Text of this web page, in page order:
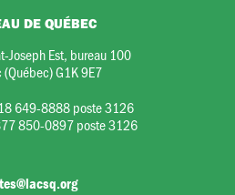
DE QUÉBEC
Joseph Est, bureau 100
(Québec) G1K 9E7
649-8888 poste 3126
850-0897 poste 3126